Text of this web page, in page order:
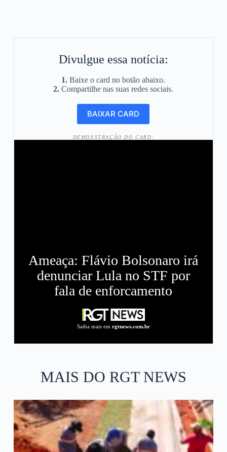
Divulgue essa notícia:
1. Baixe o card no botão abaixo.
2. Compartilhe nas suas redes sociais.
DEMONSTRAÇÃO DO CARD:
Ameaça: Flávio Bolsonaro irá
denunciar Lula no STF por
fala de enforcamento
Saiba mais em rgtnews.com.br
MAIS DO RGT NEWS